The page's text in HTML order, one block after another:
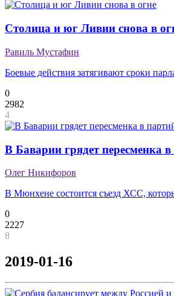
Столица и юг Ливии снова в
Равиль Мустафин
Боевые действия затягивают сроки
0
2982
4
В Баварии грядет пересменка
Олег Никифоров
В Мюнхене состоится съезд ХСС,
0
2227
8
2019-01-16